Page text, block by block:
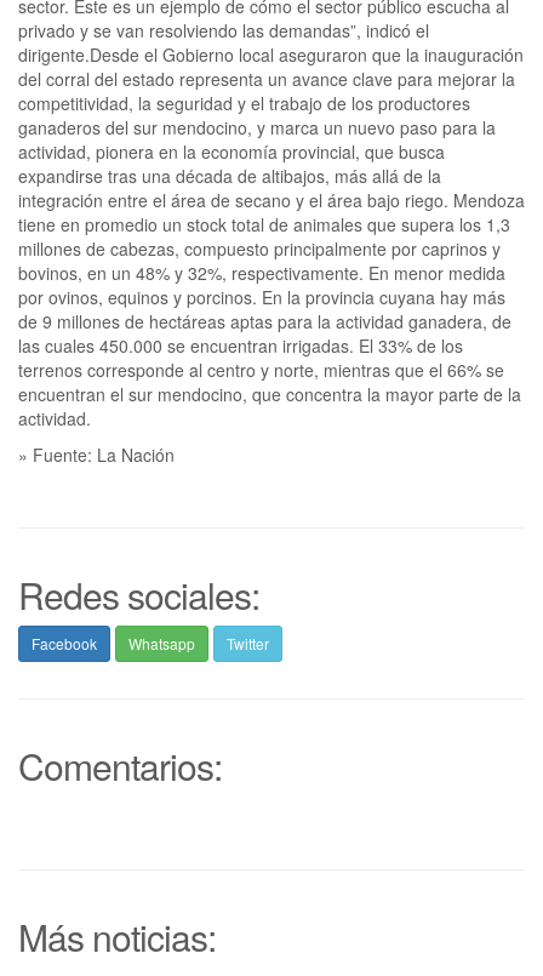
sector. Este es un ejemplo de cómo el sector público escucha al
privado y se van resolviendo las demandas”, indicó el
dirigente.Desde el Gobierno local aseguraron que la inauguración
del corral del estado representa un avance clave para mejorar la
competitividad, la seguridad y el trabajo de los productores
ganaderos del sur mendocino, y marca un nuevo paso para la
actividad, pionera en la economía provincial, que busca
expandirse tras una década de altibajos, más allá de la
integración entre el área de secano y el área bajo riego. Mendoza
tiene en promedio un stock total de animales que supera los 1,3
millones de cabezas, compuesto principalmente por caprinos y
bovinos, en un 48% y 32%, respectivamente. En menor medida
por ovinos, equinos y porcinos. En la provincia cuyana hay más
de 9 millones de hectáreas aptas para la actividad ganadera, de
las cuales 450.000 se encuentran irrigadas. El 33% de los
terrenos corresponde al centro y norte, mientras que el 66% se
encuentran el sur mendocino, que concentra la mayor parte de la
actividad.
» Fuente: La Nación
Redes sociales:
Facebook Whatsapp Twitter
Comentarios:
Más noticias: